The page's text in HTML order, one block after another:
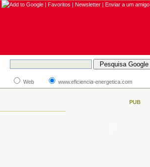
| Favoritos | Newsletter | Enviar a um amigo
Web www.eficiencia-energetica.com
PUB